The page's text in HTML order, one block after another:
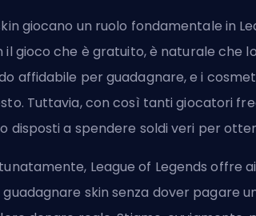
giocano un ruolo fondamentale in
il gioco che è gratuito, è naturale che
affidabile per guadagnare, e i
Tuttavia, con così tanti giocatori
disposti a spendere soldi veri per
League of Legends offre
skin senza dover pagare